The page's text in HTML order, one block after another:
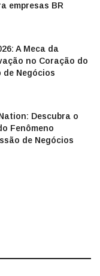
empresas BR
A Meca da
no Coração do
de Negócios
Descubra o
Fenômeno
de Negócios